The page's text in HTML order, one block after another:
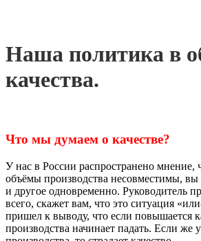
Наша политика в
качества.
Что мы думаем о качестве?
У нас в России распространено мнение,
объёмы производства несовместимы,
и другое одновременно. Руководитель
всего, скажет вам, что это ситуация
пришел к выводу, что если повышается
производства начинает падать. Если же